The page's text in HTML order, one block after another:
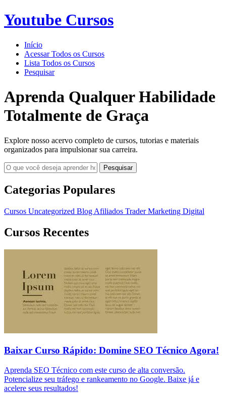
Youtube Cursos
Início
Acessar Todos os Cursos
Lista Todos os Cursos
Pesquisar
Aprenda Qualquer Habilidade
Totalmente de Graça
Explore nosso acervo completo de cursos, tutorias e materiais
organizados para impulsionar sua carreira.
Pesquisar
Categorias Populares
Cursos Uncategorized Blog Afiliados TraderMarketing Digital
Cursos Recentes
Baixar Curso Rápido: Domine SEO Técnico Agora!
Aprenda SEO Técnico com este curso de alta conversão.
Potencialize seu tráfego e rankeamento no Google. Baixe já e
acelere seus resultados!